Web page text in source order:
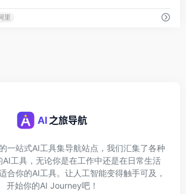
里
一站式AI工具集导航站点，我们汇集了各种
工具，无论你是在工作中还是在日常生活
合你的AI工具。让人工智能变得触手可及，
开始你的AI Journey吧！